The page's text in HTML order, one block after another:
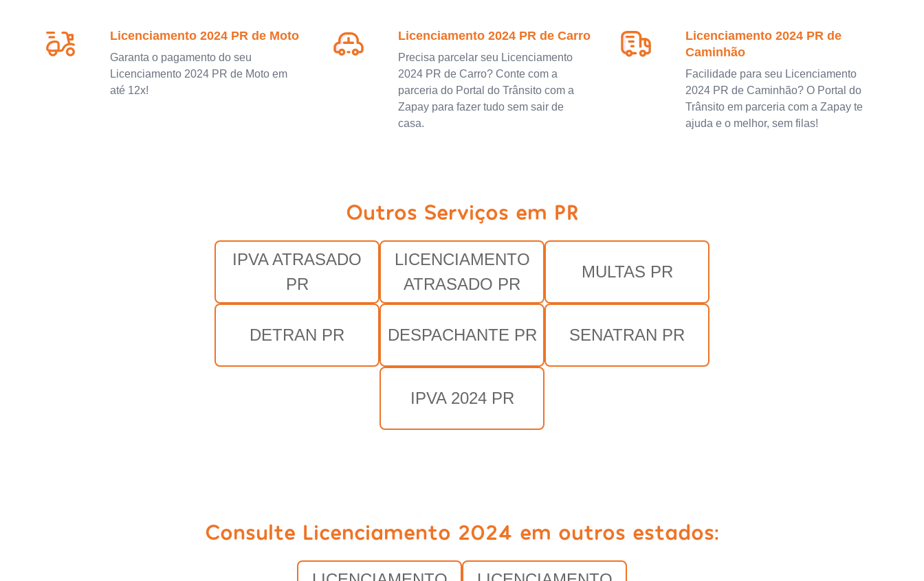
Licenciamento 2024 PR de Moto
Garanta o pagamento do seu
Licenciamento 2024 PR de Moto em
até 12x!
Licenciamento 2024 PR de Carro
Precisa parcelar seu Licenciamento
2024 PR de Carro? Conte com a
parceria do Portal do Trânsito com a
Zapay para fazer tudo sem sair de
casa.
Licenciamento 2024 PR de
Caminhão
Facilidade para seu Licenciamento
2024 PR de Caminhão? O Portal do
Trânsito em parceria com a Zapay te
ajuda e o melhor, sem filas!
Outros Serviços em PR
IPVA ATRASADO
PR
LICENCIAMENTO
ATRASADO PR
MULTAS PR
DETRAN PR DESPACHANTE PR SENATRAN PR
IPVA 2024 PR
Consulte Licenciamento 2024 em outros estados: